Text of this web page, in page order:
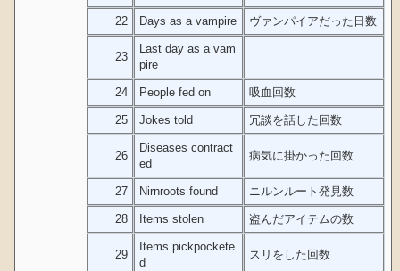
22 Days as a vampire ヴァンパイアだった日数
23
Last day as a vam
pire
24 People fed on 吸血回数
25 Jokes told 冗談を話した回数
26
Diseases contract
ed
病気に掛かった回数
27 Nirnroots found ニルンルート発見数
28 Items stolen 盗んだアイテムの数
29
Items pickpockete
d
スリをした回数